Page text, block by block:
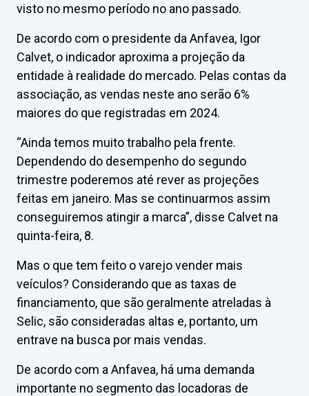
visto no mesmo período no ano passado.
De acordo com o presidente da Anfavea, Igor
Calvet, o indicador aproxima a projeção da
entidade à realidade do mercado. Pelas contas da
associação, as vendas neste ano serão 6%
maiores do que registradas em 2024.
“Ainda temos muito trabalho pela frente.
Dependendo do desempenho do segundo
trimestre poderemos até rever as projeções
feitas em janeiro. Mas se continuarmos assim
conseguiremos atingir a marca”, disse Calvet na
quinta-feira, 8.
Mas o que tem feito o varejo vender mais
veículos? Considerando que as taxas de
financiamento, que são geralmente atreladas à
Selic, são consideradas altas e, portanto, um
entrave na busca por mais vendas.
De acordo com a Anfavea, há uma demanda
importante no segmento das locadoras de